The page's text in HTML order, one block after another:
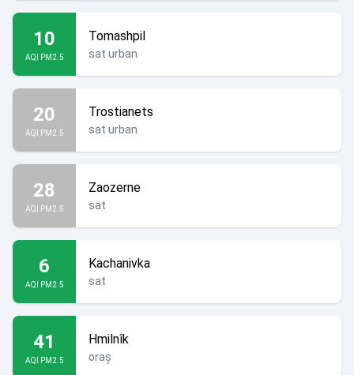
10
AQI PM2.5
Tomashpil
sat urban
20
AQI PM2.5
Trostianets
sat urban
28
AQI PM2.5
Zaozerne
sat
6
AQI PM2.5
Kachanivka
sat
41
AQI PM2.5
Hmilnîk
oraș